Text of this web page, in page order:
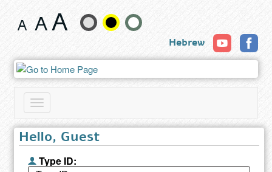
Change
size
and
color
Hebrew
Toggle
navigation
Hello, Guest
Type ID: